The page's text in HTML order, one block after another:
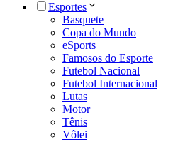
Esportes
Basquete
Copa do Mundo
eSports
Famosos do Esporte
Futebol Nacional
Futebol Internacional
Lutas
Motor
Tênis
Vôlei